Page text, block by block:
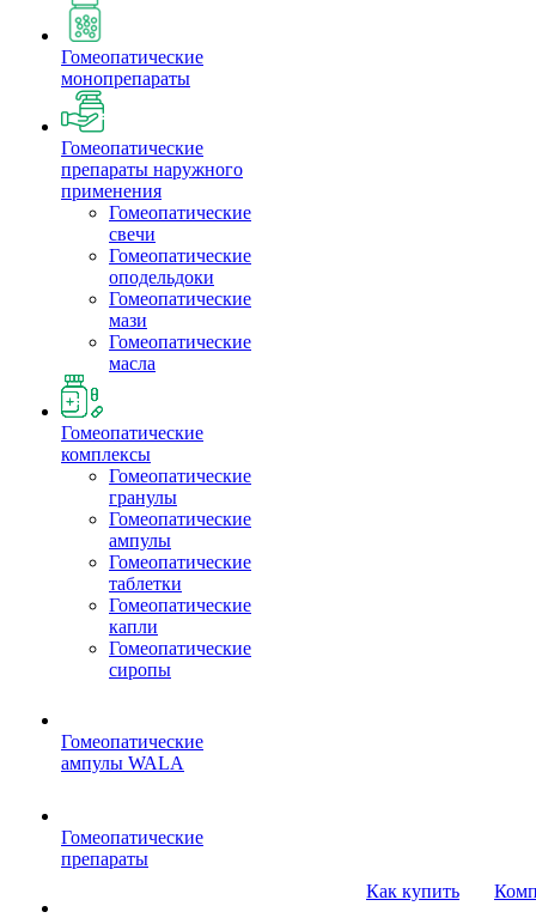
Гомеопатические
монопрепараты
Гомеопатические
препараты наружного
применения
Гомеопатические
свечи
Гомеопатические
оподельдоки
Гомеопатические
мази
Гомеопатические
масла
Гомеопатические
комплексы
Гомеопатические
гранулы
Гомеопатические
ампулы
Гомеопатические
таблетки
Гомеопатические
капли
Гомеопатические
сиропы
Гомеопатические
ампулы WALA
Гомеопатические
препараты
Как купить